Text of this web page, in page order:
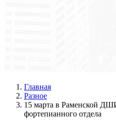
Главная
Разное
15 марта в Раменской
фортепианного отдела